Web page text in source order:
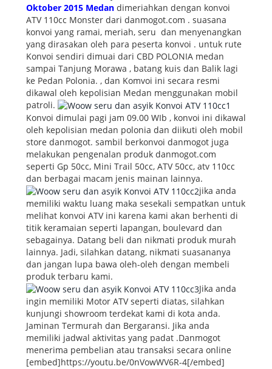
Oktober 2015 Medan dimeriahkan dengan konvoi
ATV 110cc Monster dari danmogot.com . suasana
konvoi yang ramai, meriah, seru dan menyenangkan
yang dirasakan oleh para peserta konvoi . untuk rute
Konvoi sendiri dimuai dari CBD POLONIA medan
sampai Tanjung Morawa , batang kuis dan Balik lagi
ke Pedan Polonia. , dan Komvoi ini secara resmi
dikawal oleh kepolisian Medan menggunakan mobil
patroli.
Konvoi dimulai pagi jam 09.00 WIb , konvoi ini dikawal
oleh kepolisian medan polonia dan diikuti oleh mobil
store danmogot. sambil berkonvoi danmogot juga
melakukan pengenalan produk danmogot.com
seperti Gp 50cc, Mini Trail 50cc, ATV 50cc, atv 110cc
dan berbagai macam jenis mainan lainnya.
jika anda
memiliki waktu luang maka sesekali sempatkan untuk
melihat konvoi ATV ini karena kami akan berhenti di
titik keramaian seperti lapangan, boulevard dan
sebagainya. Datang beli dan nikmati produk murah
lainnya. Jadi, silahkan datang, nikmati suasananya
dan jangan lupa bawa oleh-oleh dengan membeli
produk terbaru kami.
Jika anda
ingin memiliki Motor ATV seperti diatas, silahkan
kunjungi showroom terdekat kami di kota anda.
Jaminan Termurah dan Bergaransi. Jika anda
memiliki jadwal aktivitas yang padat .Danmogot
menerima pembelian atau transaksi secara online
[embed]https://youtu.be/0nVowWV6R-4[/embed]